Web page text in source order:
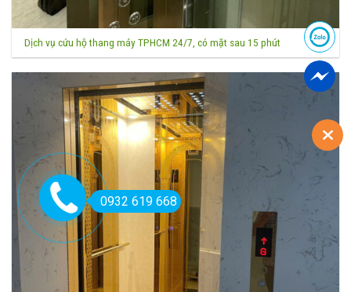
Dịch vụ cứu hộ thang máy TPHCM 24/7, có mặt sau 15 phút
0932 619 668